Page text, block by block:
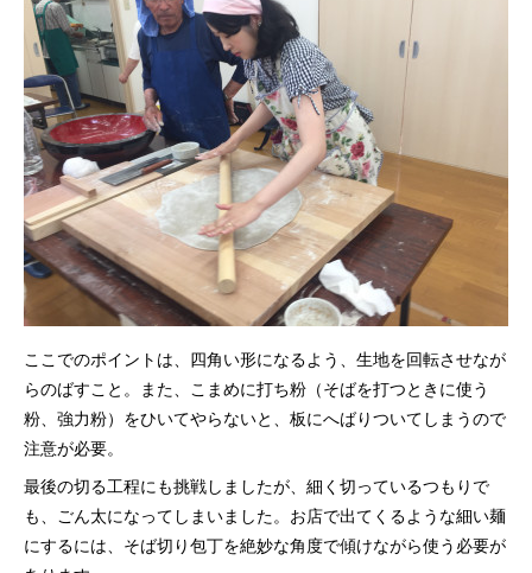
ここでのポイントは、四角い形になるよう、生地を回転させなが
らのばすこと。また、こまめに打ち粉（そばを打つときに使う
粉、強力粉）をひいてやらないと、板にへばりついてしまうので
注意が必要。
最後の切る工程にも挑戦しましたが、細く切っているつもりで
も、ごん太になってしまいました。お店で出てくるような細い麺
にするには、そば切り包丁を絶妙な角度で傾けながら使う必要が